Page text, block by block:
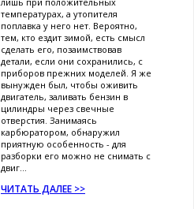
температурах, а утопителя
поплавка у него нет. Вероятно,
тем, кто ездит зимой, есть смысл
сделать его, позаимствовав
детали, если они сохранились, с
приборов прежних моделей. Я же
вынужден был, чтобы оживить
двигатель, заливать бензин в
цилиндры через свечные
отверстия. Занимаясь
карбюратором, обнаружил
приятную особенность - для
разборки его можно не снимать с
двиг...
ЧИТАТЬ ДАЛЕЕ >>